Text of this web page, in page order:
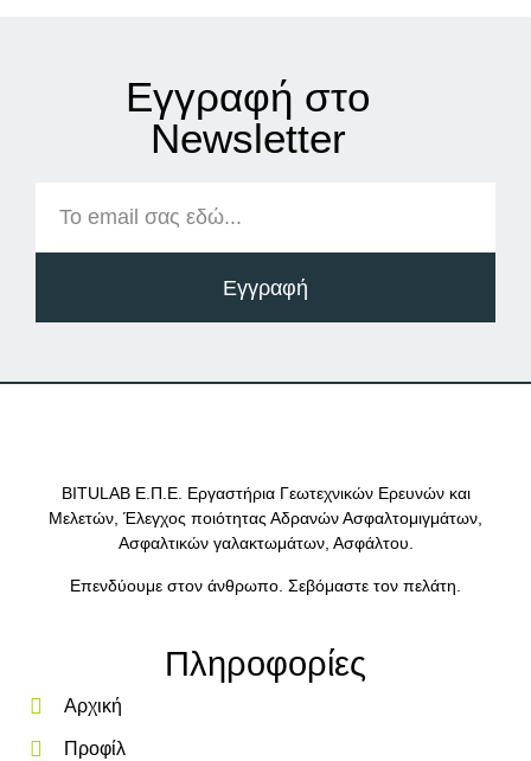
Εγγραφή στο
Νewsletter
Εγγραφή
BITULAB Ε.Π.Ε. Εργαστήρια Γεωτεχνικών Ερευνών και
Μελετών, Έλεγχος ποιότητας Αδρανών Ασφαλτομιγμάτων,
Ασφαλτικών γαλακτωμάτων, Ασφάλτου.
Επενδύουμε στον άνθρωπο. Σεβόμαστε τον πελάτη.
Πληροφορίες
Αρχική
Προφίλ